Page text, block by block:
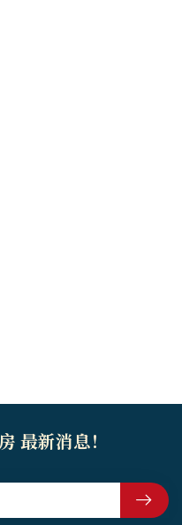
最新消息！